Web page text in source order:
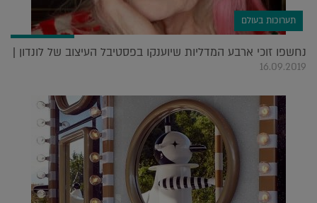
תערוכות בעולם
נחשפו זוכי ארבע המדליות שיוענקו בפסטיבל העיצוב של לונדון |
16.09.2019